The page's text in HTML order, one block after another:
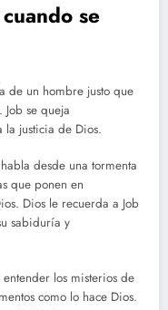
se
de un hombre justo que
se queja
la justicia de Dios.
desde una tormenta
que ponen en
Dios le recuerda a Job
sabiduría y
los misterios de
como lo hace Dios.